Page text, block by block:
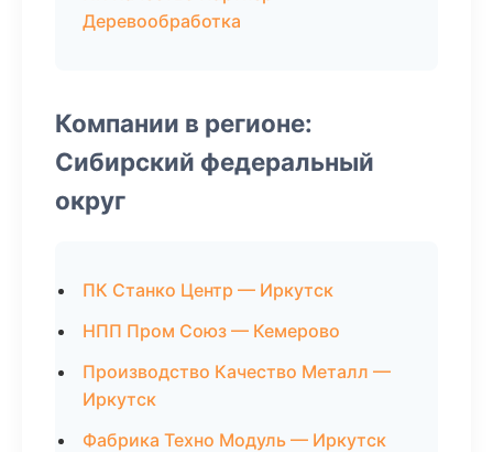
Деревообработка
Компании в регионе:
Сибирский федеральный
округ
ПК Станко Центр — Иркутск
НПП Пром Союз — Кемерово
Производство Качество Металл —
Иркутск
Фабрика Техно Модуль — Иркутск